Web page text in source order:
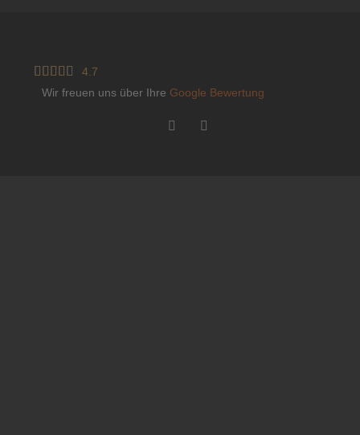
    
4.7
Wir freuen uns über Ihre Google Bewertung